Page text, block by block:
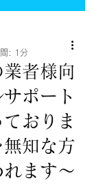
者様向
ポート
おりま
知な方
ます〜
: 1分